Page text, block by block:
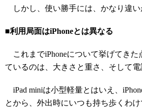
しかし、使い勝手には、かなり違い
■利用局面はiPhoneとは異なる
これまでiPhoneについて挙げてきた
ているのは、大きさと重さ、そして電
iPad miniは小型軽量とはいえ、
とから、外出時にいつも持ち歩くわ